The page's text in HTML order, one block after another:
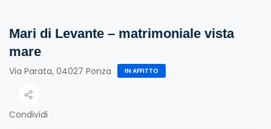
Mari di Levante – matrimoniale vista
mare
Via Parata, 04027 Ponza IN AFFITTO
Condividi